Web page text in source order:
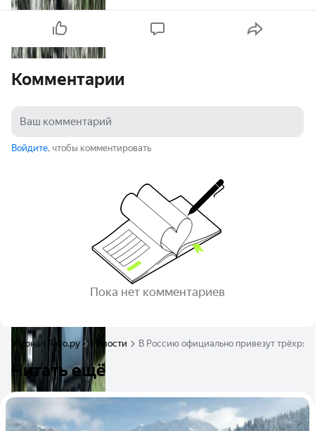
Комментарии
Войдите, чтобы комментировать
Пока нет комментариев
Журнал Авто.ру Новости В Россию официально привезут
Читать ещё